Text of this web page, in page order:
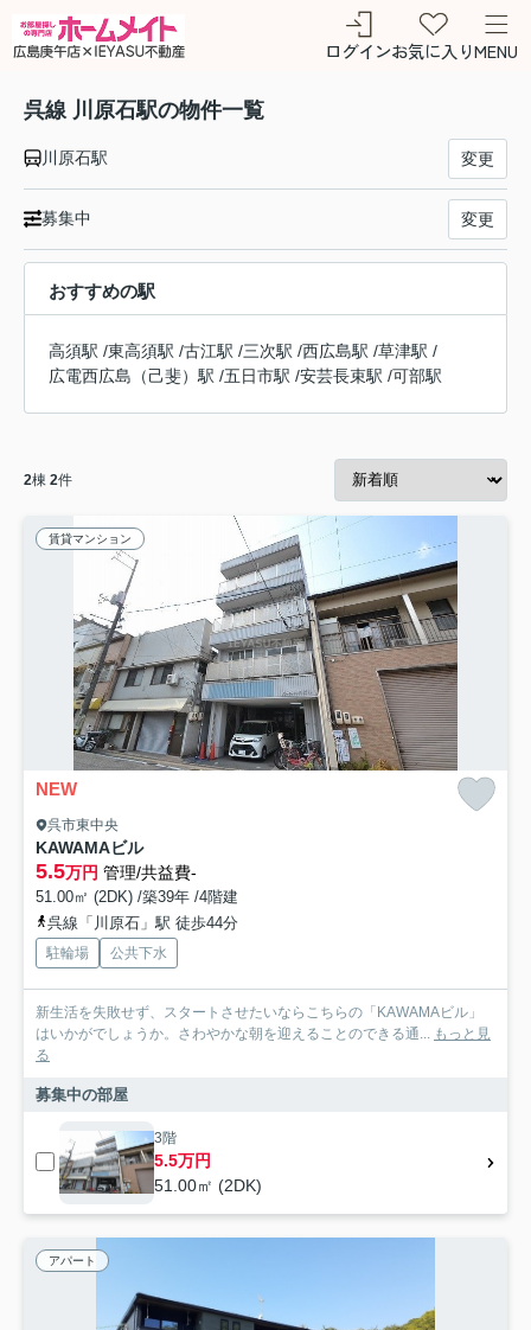
ログインお気に入りMENU
呉線 川原石駅の物件一覧
川原石駅 変更
募集中 変更
おすすめの駅
高須駅 /東高須駅 /古江駅 /三次駅 /西広島駅 /草津駅 /
広電西広島（己斐）駅 /五日市駅 /安芸長束駅 /可部駅
2棟 2件
賃貸マンション
NEW
呉市東中央
KAWAMAビル
5.5万円 管理/共益費-
51.00㎡ (2DK) /築39年 /4階建
呉線「川原石」駅 徒歩44分
駐輪場 公共下水
新生活を失敗せず、スタートさせたいならこちらの「KAWAMAビル」
はいかがでしょうか。さわやかな朝を迎えることのできる通...
もっと見
る
募集中の部屋
3階
5.5万円
51.00㎡ (2DK)
アパート